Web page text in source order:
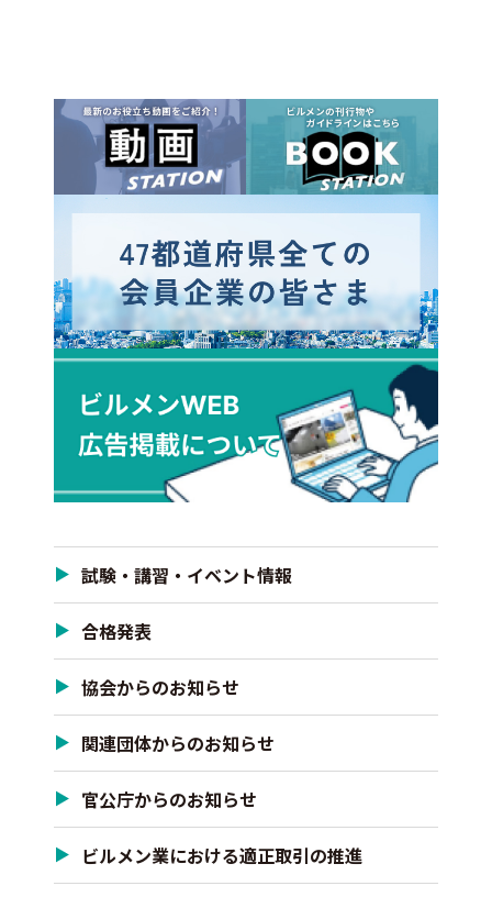
試験・講習・イベント情報
合格発表
協会からのお知らせ
関連団体からのお知らせ
官公庁からのお知らせ
ビルメン業における適正取引の推進